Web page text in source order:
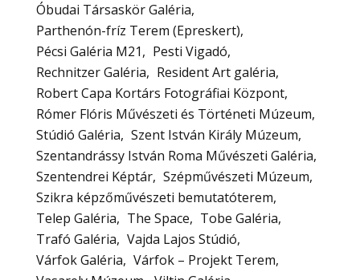
Óbudai Társaskör Galéria
Parthenón-fríz Terem (Epreskert)
Pécsi Galéria M21
Pesti Vigadó
Rechnitzer Galéria
Resident Art galéria
Robert Capa Kortárs Fotográfiai Központ
Rómer Flóris Művészeti és Történeti Múzeum
Stúdió Galéria
Szent István Király Múzeum
Szentandrássy István Roma Művészeti Galéria
Szentendrei Képtár Szépművészeti Múzeum
Szikra képzőművészeti bemutatóterem
Telep Galéria
The Space
Tobe Galéria
Trafó Galéria
Vajda Lajos Stúdió
Várfok Galéria
Várfok – Projekt Terem